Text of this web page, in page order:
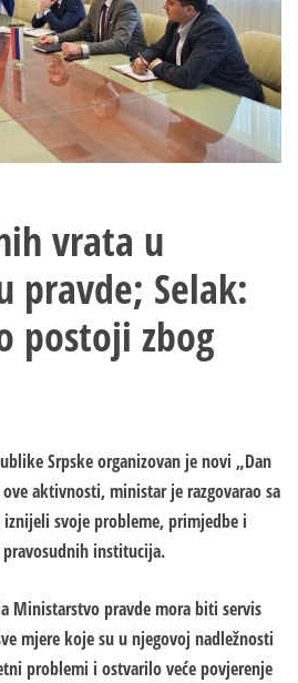
vrata u
pravde; Selak:
postoji zbog
Srpske organizovan je novi „Dan
aktivnosti, ministar je razgovarao sa
svoje probleme, primjedbe i
institucija.
Ministarstvo pravde mora biti servis
mjere koje su u njegovoj nadležnosti
problemi i ostvarilo veće povjerenje